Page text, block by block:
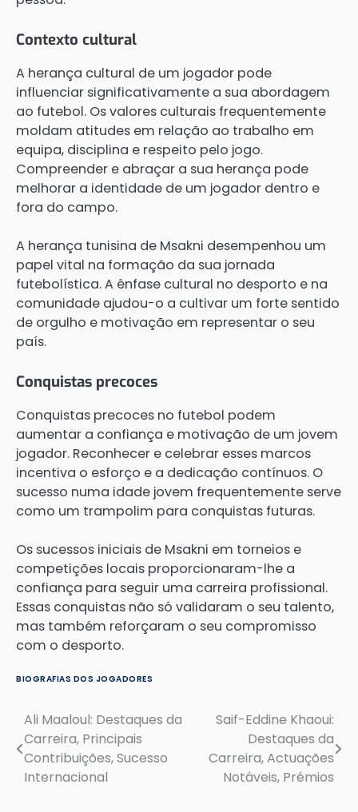
Contexto cultural
A herança cultural de um jogador pode
influenciar significativamente a sua abordagem
ao futebol. Os valores culturais frequentemente
moldam atitudes em relação ao trabalho em
equipa, disciplina e respeito pelo jogo.
Compreender e abraçar a sua herança pode
melhorar a identidade de um jogador dentro e
fora do campo.
A herança tunisina de Msakni desempenhou um
papel vital na formação da sua jornada
futebolística. A ênfase cultural no desporto e na
comunidade ajudou-o a cultivar um forte sentido
de orgulho e motivação em representar o seu
país.
Conquistas precoces
Conquistas precoces no futebol podem
aumentar a confiança e motivação de um jovem
jogador. Reconhecer e celebrar esses marcos
incentiva o esforço e a dedicação contínuos. O
sucesso numa idade jovem frequentemente serve
como um trampolim para conquistas futuras.
Os sucessos iniciais de Msakni em torneios e
competições locais proporcionaram-lhe a
confiança para seguir uma carreira profissional.
Essas conquistas não só validaram o seu talento,
mas também reforçaram o seu compromisso
com o desporto.
BIOGRAFIAS DOS JOGADORES
Post
navigation
Ali Maaloul: Destaques da
Carreira, Principais
Contribuições, Sucesso
Internacional
Saif-Eddine Khaoui:
Destaques da
Carreira, Actuações
Notáveis, Prémios